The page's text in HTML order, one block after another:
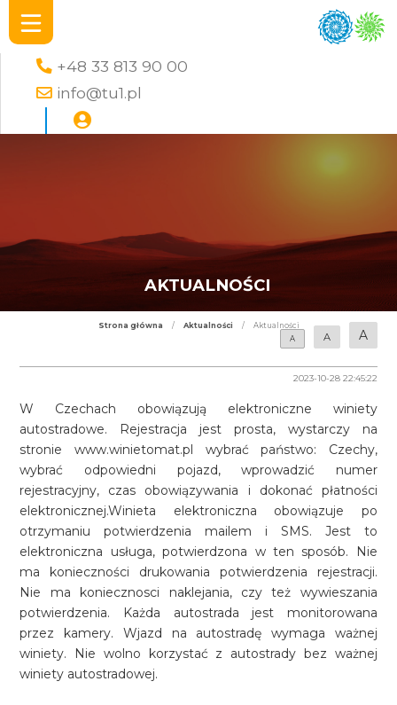
+48 33 813 90 00
info@tu1.pl
AKTUALNOŚCI
Strona główna / Aktualności /
Aktualności
A
A A
2023-10-28 22:45:22
W Czechach obowiązują elektroniczne winiety
autostradowe. Rejestracja jest prosta, wystarczy na
stronie www.winietomat.pl wybrać państwo: Czechy,
wybrać odpowiedni pojazd, wprowadzić numer
rejestracyjny, czas obowiązywania i dokonać płatności
elektronicznej.Winieta elektroniczna obowiązuje po
otrzymaniu potwierdzenia mailem i SMS. Jest to
elektroniczna usługa, potwierdzona w ten sposób. Nie
ma konieczności drukowania potwierdzenia rejestracji.
Nie ma koniecznosci naklejania, czy też wywieszania
potwierdzenia. Każda autostrada jest monitorowana
przez kamery. Wjazd na autostradę wymaga ważnej
winiety. Nie wolno korzystać z autostrady bez ważnej
winiety autostradowej.